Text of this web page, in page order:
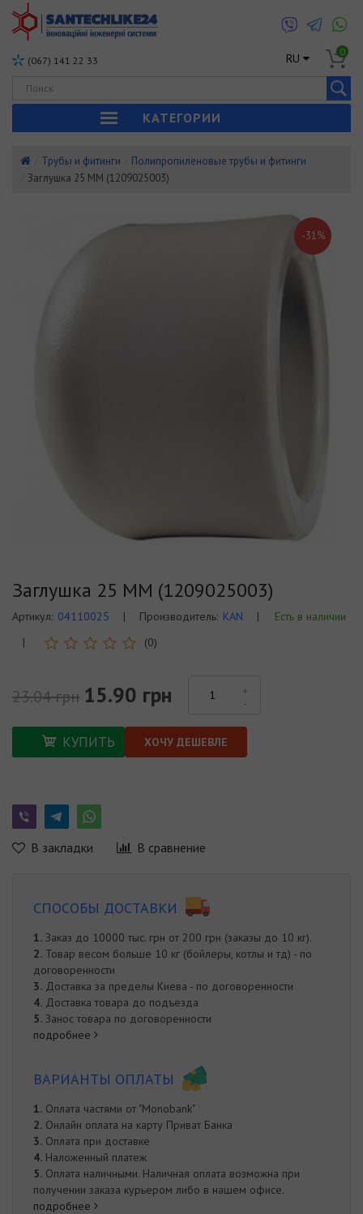
(067) 141 22 33 RU 0
КАТЕГОРИИ
Трубы и фитинги
Полипропиленовые трубы и фитинги
Заглушка 25 ММ (1209025003)
-31%
Заглушка 25 ММ (1209025003)
Артикул: 04110025 | Производитель: KAN |
Есть в наличии
|
(0)
23.04 грн 15.90 грн
КУПИТЬ ХОЧУ ДЕШЕВЛЕ
В закладки В сравнение
СПОСОБЫ ДОСТАВКИ
1. Заказ до 10000 тыс. грн от 200 грн (заказы до 10 кг).
2. Товар весом больше 10 кг (бойлеры, котлы и тд) - по
договоренности
3. Доставка за пределы Киева - по договоренности
4. Доставка товара до подъезда
5. Занос товара по договоренности
подробнее
ВАРИАНТЫ ОПЛАТЫ
1. Оплата частями от "Monobank"
2. Онлайн оплата на карту Приват Банка
3. Оплата при доставке
4. Наложенный платеж
5. Оплата наличными. Наличная оплата возможна при
получении заказа курьером либо в нашем офисе.
подробнее